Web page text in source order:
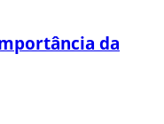
da